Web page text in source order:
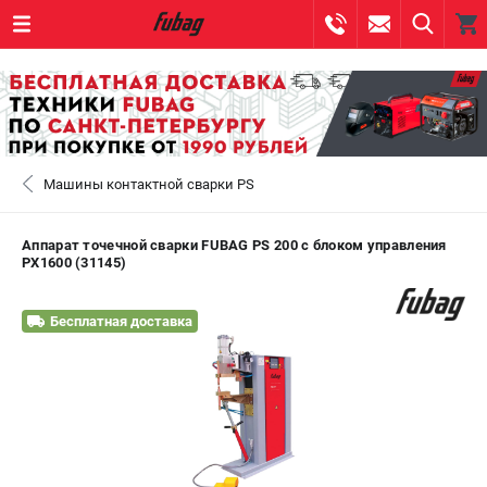
ВХОД ИЛИ РЕГИСТРАЦИЯ
+7 (8112) 59-10-67 - ЗАКАЗ ЗАПЧАСТЕЙ
+7 (812) 317-60-57 - ЗАКАЗ ИЗДЕЛИЙ
САНКТ-ПЕТЕРБУРГ
0 ₽
Машины контактной сварки PS
Аппарат точечной сварки FUBAG PS 200 с блоком управления
PX1600 (31145)
Бесплатная доставка